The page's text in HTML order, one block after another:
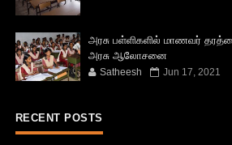
அரசு பள்ளிகளில் மாணவர்
அரசு ஆலோசனை
Satheesh Jun 17, 2021
RECENT POSTS